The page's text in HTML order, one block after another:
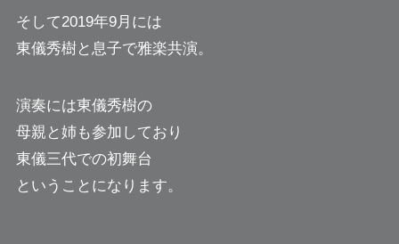
そして2019年9月には
東儀秀樹と息子で雅楽共演。
演奏には東儀秀樹の
母親と姉も参加しており
東儀三代での初舞台
ということになります。